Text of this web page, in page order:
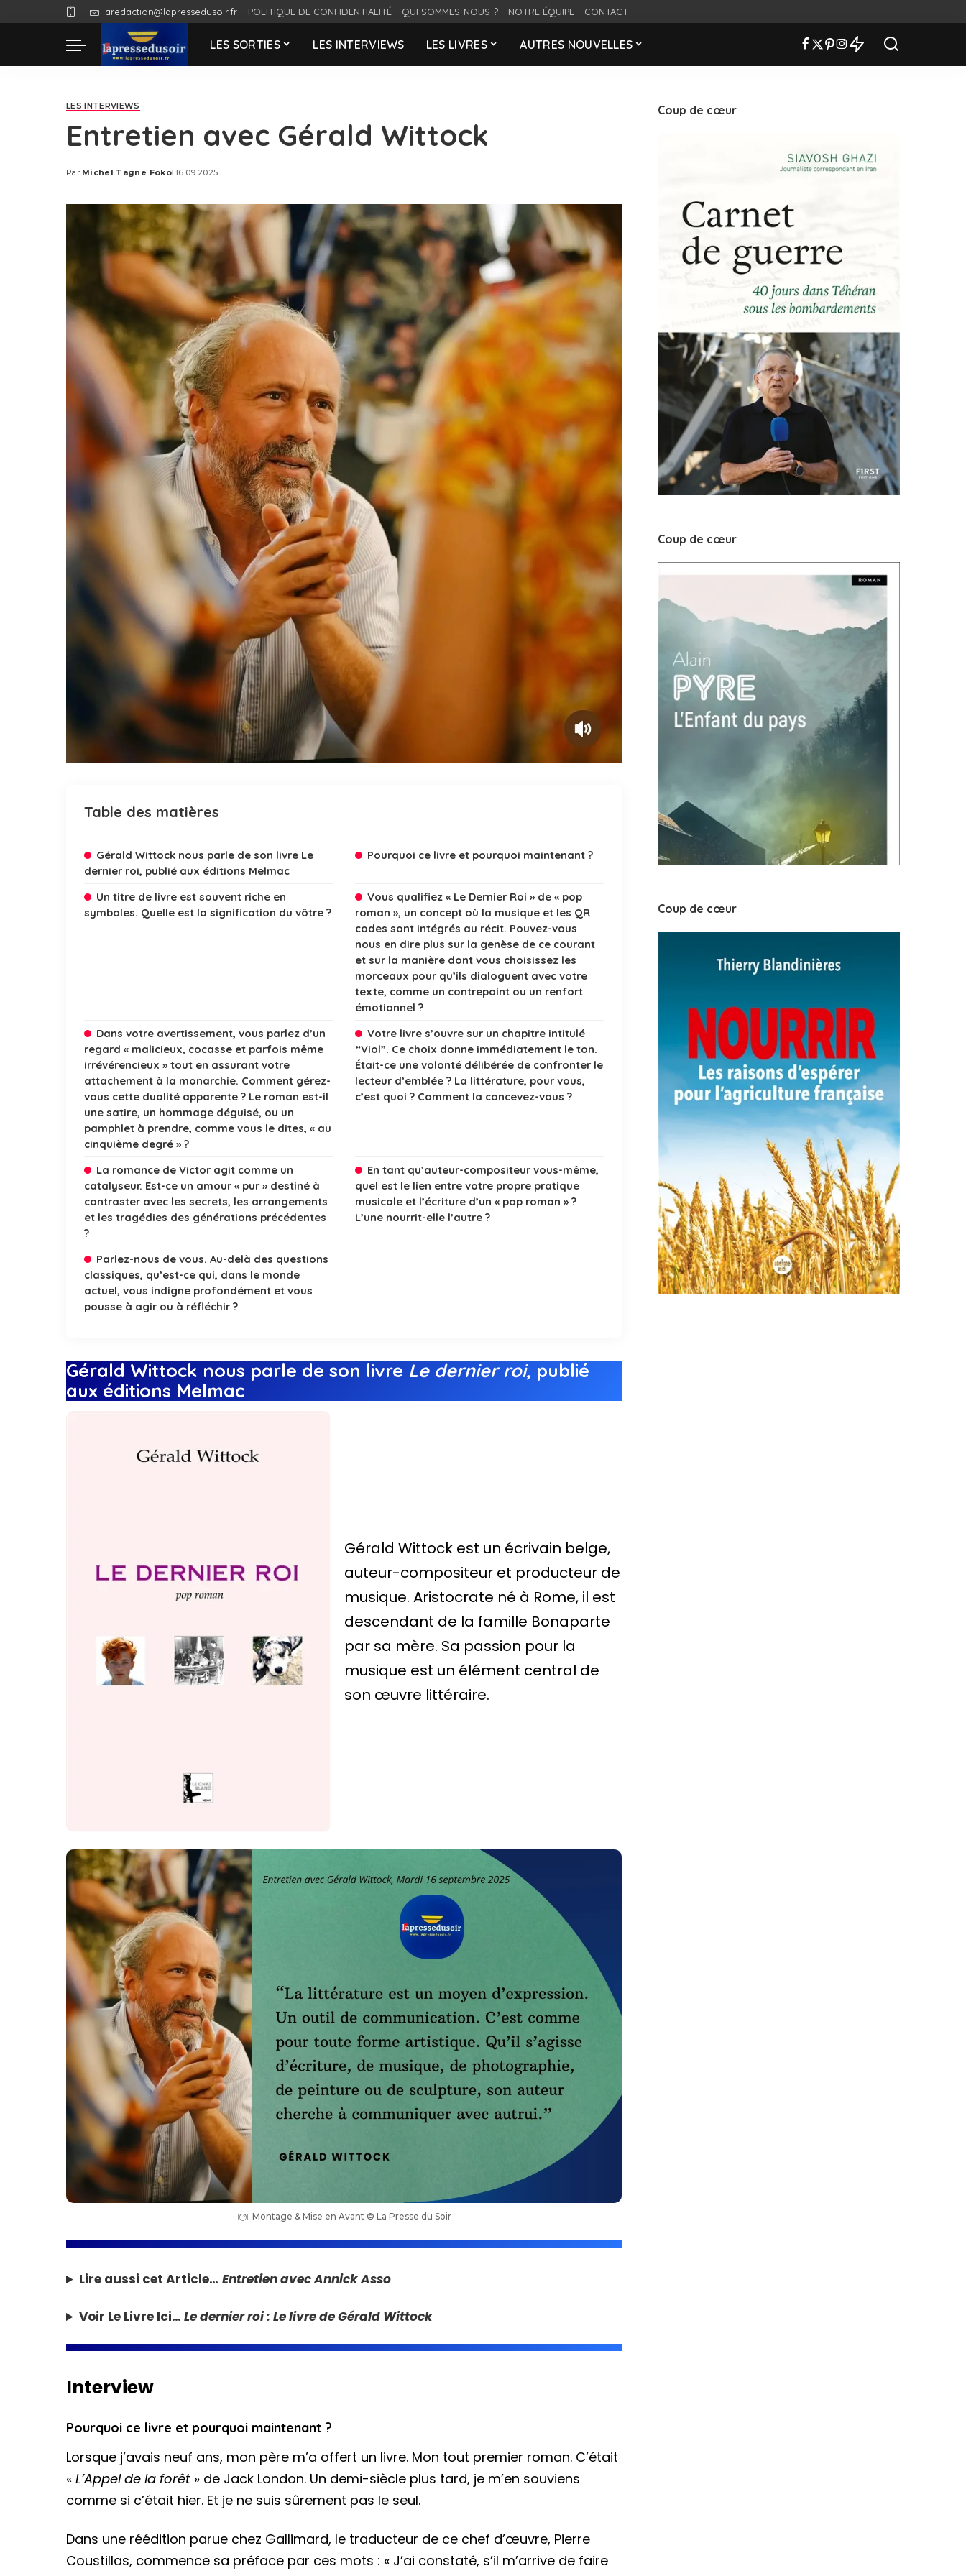
laredaction@lapressedusoir.fr POLITIQUE DE CONFIDENTIALITÉ QUI SOMMES-NOUS ? NOTRE ÉQUIPE CONTACT
LES SORTIES LES INTERVIEWS LES LIVRES AUTRES NOUVELLES
LES INTERVIEWS
Entretien avec Gérald Wittock
Posted
Par Michel Tagne Foko 16.09.2025
Table des matières
Gérald Wittock nous parle de son livre Le
dernier roi, publié aux éditions Melmac
Pourquoi ce livre et pourquoi maintenant ?
Un titre de livre est souvent riche en
symboles. Quelle est la signification du vôtre ?
Vous qualifiez « Le Dernier Roi » de « pop
roman », un concept où la musique et les QR
codes sont intégrés au récit. Pouvez-vous
nous en dire plus sur la genèse de ce courant
et sur la manière dont vous choisissez les
morceaux pour qu’ils dialoguent avec votre
texte, comme un contrepoint ou un renfort
émotionnel ?
Dans votre avertissement, vous parlez d’un
regard « malicieux, cocasse et parfois même
irrévérencieux » tout en assurant votre
attachement à la monarchie. Comment gérez-
vous cette dualité apparente ? Le roman est-il
une satire, un hommage déguisé, ou un
pamphlet à prendre, comme vous le dites, « au
cinquième degré » ?
Votre livre s’ouvre sur un chapitre intitulé
“Viol”. Ce choix donne immédiatement le ton.
Était-ce une volonté délibérée de confronter le
lecteur d’emblée ? La littérature, pour vous,
c’est quoi ? Comment la concevez-vous ?
La romance de Victor agit comme un
catalyseur. Est-ce un amour « pur » destiné à
contraster avec les secrets, les arrangements
et les tragédies des générations précédentes
?
En tant qu’auteur-compositeur vous-même,
quel est le lien entre votre propre pratique
musicale et l’écriture d’un « pop roman » ?
L’une nourrit-elle l’autre ?
Parlez-nous de vous. Au-delà des questions
classiques, qu’est-ce qui, dans le monde
actuel, vous indigne profondément et vous
pousse à agir ou à réfléchir ?
Gérald Wittock nous parle de son livre Le dernier roi, publié
aux éditions Melmac
Gérald Wittock est un écrivain belge,
auteur-compositeur et producteur de
musique. Aristocrate né à Rome, il est
descendant de la famille Bonaparte
par sa mère. Sa passion pour la
musique est un élément central de
son œuvre littéraire.
Montage & Mise en Avant © La Presse du Soir
Lire aussi cet Article… Entretien avec Annick Asso
Voir Le Livre Ici…Le dernier roi : Le livre de Gérald Wittock
Interview
Pourquoi ce livre et pourquoi maintenant ?
Lorsque j’avais neuf ans, mon père m’a offert un livre. Mon tout premier roman. C’était
« L’Appel de la forêt » de Jack London. Un demi-siècle plus tard, je m’en souviens
comme si c’était hier. Et je ne suis sûrement pas le seul.
Dans une réédition parue chez Gallimard, le traducteur de ce chef d’œuvre, Pierre
Coustillas, commence sa préface par ces mots : « J’ai constaté, s’il m’arrive de faire
Coup de cœur
Coup de cœur
Coup de cœur